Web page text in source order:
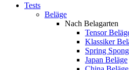
Tests
Beläge
Nach Belagarten
Tensor
Klassiker
Spring
Japan Beläge